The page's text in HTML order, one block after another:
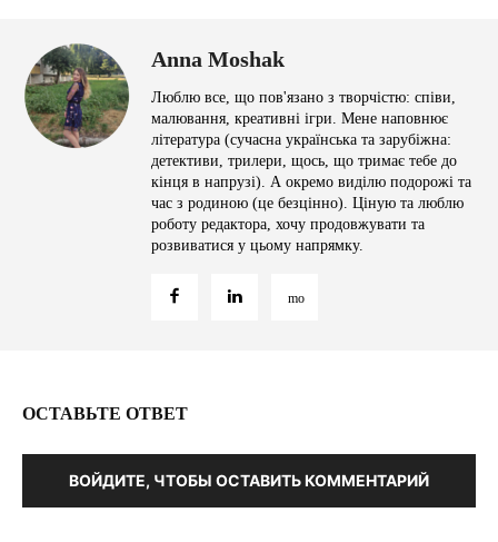
Anna Moshak
Люблю все, що пов'язано з творчістю: співи,
малювання, креативні ігри. Мене наповнює
література (сучасна українська та зарубіжна:
детективи, трилери, щось, що тримає тебе до
кінця в напрузі). А окремо виділю подорожі та
час з родиною (це безцінно). Ціную та люблю
роботу редактора, хочу продовжувати та
розвиватися у цьому напрямку.
ОСТАВЬТЕ ОТВЕТ
ВОЙДИТЕ, ЧТОБЫ ОСТАВИТЬ КОММЕНТАРИЙ